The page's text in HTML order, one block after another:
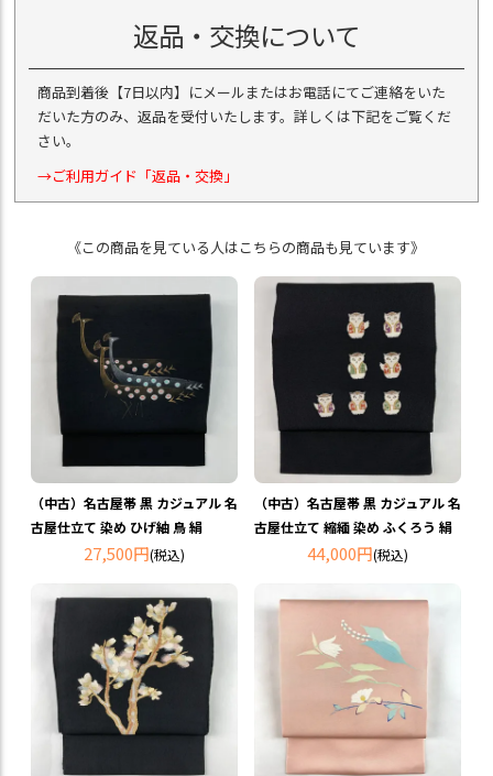
返品・交換について
商品到着後【7日以内】にメールまたはお電話にてご連絡をいた
だいた方のみ、返品を受付いたします。詳しくは下記をご覧くだ
さい。
→ご利用ガイド「返品・交換」
《この商品を見ている人はこちらの商品も見ています》
（中古）名古屋帯 黒 カジュアル 名
古屋仕立て 染め ひげ紬 鳥 絹
27,500円(税込)
（中古）名古屋帯 黒 カジュアル 名
古屋仕立て 縮緬 染め ふくろう 絹
44,000円(税込)